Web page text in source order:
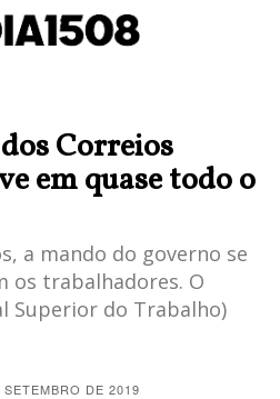
Correios
em quase todo o
a mando do governo se
os trabalhadores. O
Superior do Trabalho)
SETEMBRO DE 2019